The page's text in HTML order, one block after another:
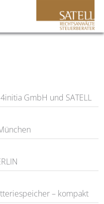
GmbH und SATELL
– kompakt